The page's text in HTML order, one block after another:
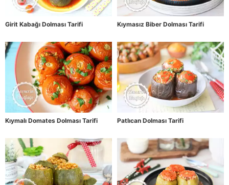
Girit Kabağı Dolması Tarifi Kıymasız Biber Dolması Tarifi
Kıymalı Domates Dolması Tarifi Patlıcan Dolması Tarifi